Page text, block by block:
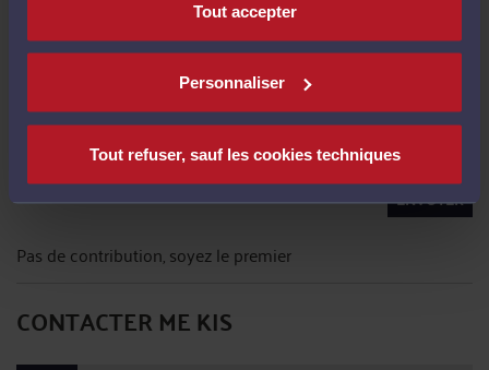
Tout accepter
Personnaliser
Tout refuser, sauf les cookies techniques
ENVOYER
Pas de contribution, soyez le premier
CONTACTER ME KIS